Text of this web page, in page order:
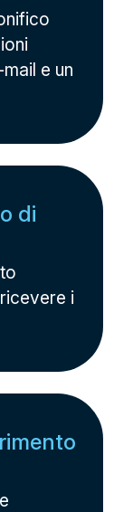
e un
di
i